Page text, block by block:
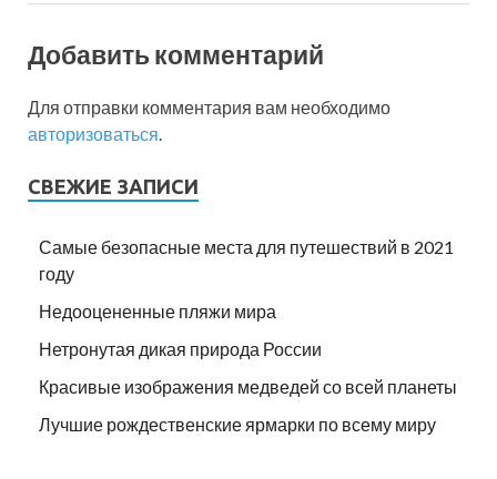
Добавить комментарий
Для отправки комментария вам необходимо
авторизоваться
СВЕЖИЕ ЗАПИСИ
Самые безопасные места для путешествий в 2021
году
Недооцененные пляжи мира
Нетронутая дикая природа России
Красивые изображения медведей со всей планеты
Лучшие рождественские ярмарки по всему миру